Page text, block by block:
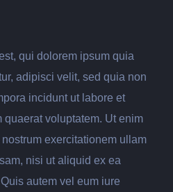
qui dolorem ipsum quia
adipisci velit, sed quia non
incidunt ut labore et
voluptatem. Ut enim
exercitationem ullam
nisi ut aliquid ex ea
autem vel eum iure